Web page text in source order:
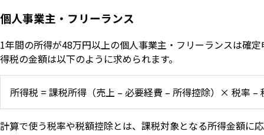
個人事業主・フリーランス
1年間の所得が48万円以上の個人事業主・フリーランスは確
得税の金額は以下のように求められます。
所得税 = 課税所得（売上 – 必要経費 – 所得控除）× 税率 –
計算で使う税率や税額控除とは、課税対象となる所得金額に